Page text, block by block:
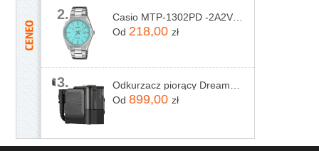
2.
Od 218,00 zł
3.
Od 899,00 zł